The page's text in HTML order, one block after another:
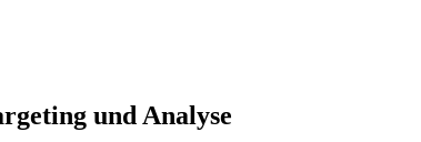
und Analyse